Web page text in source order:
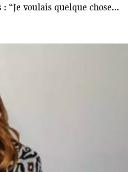
“Je voulais quelque chose...